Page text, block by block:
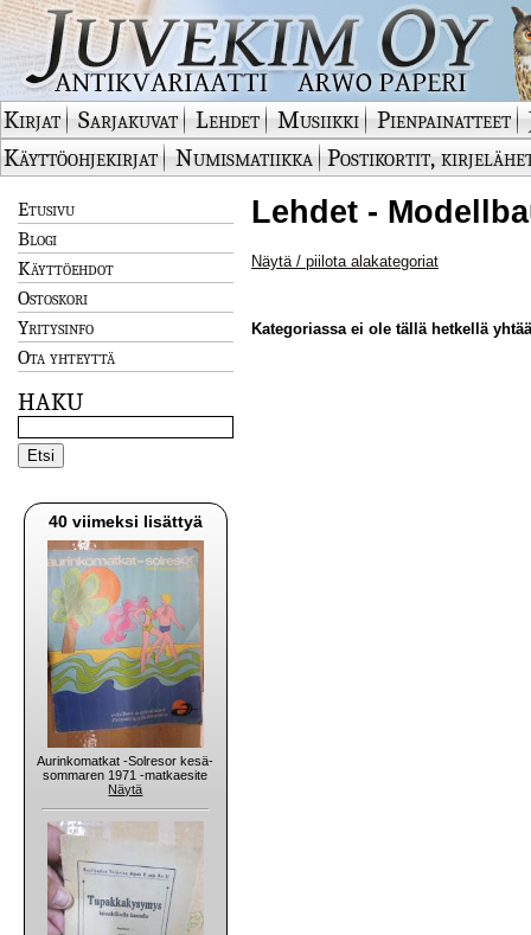
Kirjat Sarjakuvat Lehdet Musiikki Pienpainatteet
Käyttöohjekirjat
Numismatiikka Postikortit,
Etusivu
Blogi
Käyttöehdot
Ostoskori
Yritysinfo
Ota yhteyttä
HAKU
40 viimeksi lisättyä
Aurinkomatkat -Solresor kesä-
sommaren 1971 -matkaesite
Näytä
Lehdet -
Näytä / piilota alakategoriat
Kategoriassa ei ole tällä hetkellä